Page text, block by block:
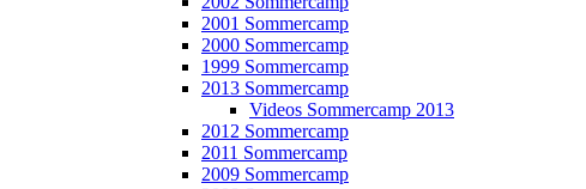
2001 Sommercamp
2000 Sommercamp
1999 Sommercamp
2013 Sommercamp
Videos Sommercamp 2013
2012 Sommercamp
2011 Sommercamp
2009 Sommercamp